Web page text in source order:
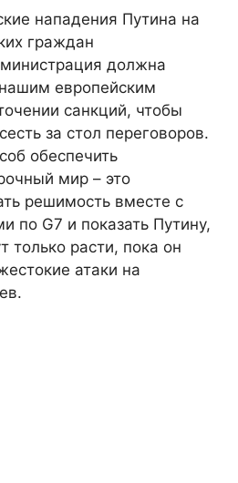
нападения Путина на
граждан
должна
европейским
санкций, чтобы
за стол переговоров.
обеспечить
мир – это
решимость вместе с
по G7 и показать Путину,
только расти, пока он
атаки на